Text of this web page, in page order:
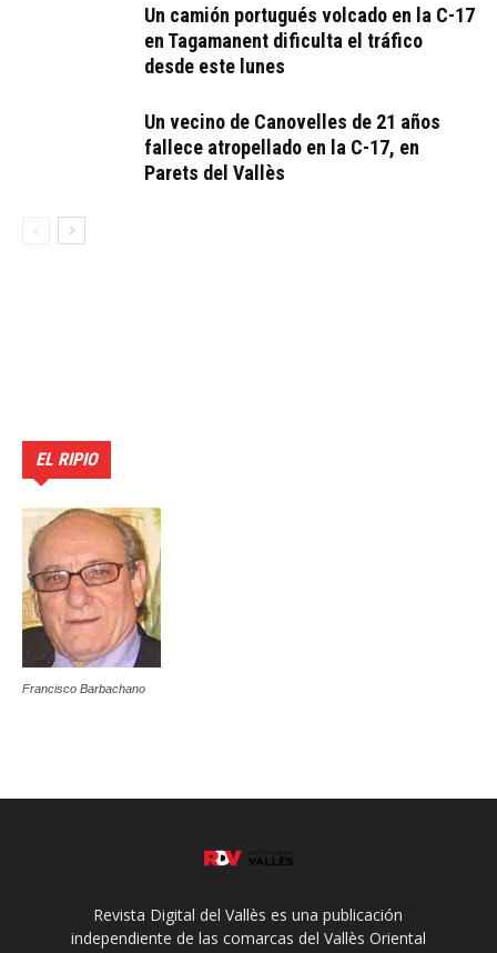
Un camión portugués volcado en la C-17
en Tagamanent dificulta el tráfico
desde este lunes
Un vecino de Canovelles de 21 años
fallece atropellado en la C-17, en
Parets del Vallès
EL RIPIO
Francisco Barbachano
Revista Digital del Vallès es una publicación
independiente de las comarcas del Vallès Oriental